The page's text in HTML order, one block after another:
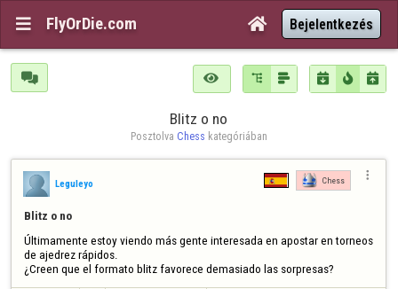
 FlyOrDie.com  Bejelentkezés
      
Blitz o no
Posztolva Chess kategóriában
Leguleyo Chess 
Blitz o no
Últimamente estoy viendo más gente interesada en apostar en torneos
de ajedrez rápidos.
¿Creen que el formato blitz favorece demasiado las sorpresas?